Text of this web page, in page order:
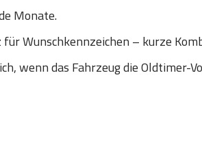
Monate.
für Wunschkennzeichen – kurze
wenn das Fahrzeug die Oldtimer-